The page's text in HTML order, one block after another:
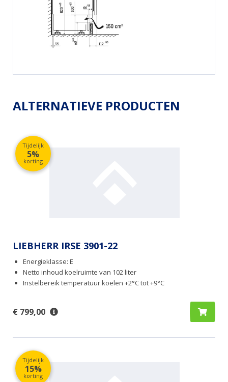
ALTERNATIEVE PRODUCTEN
Tijdelijk
5%
korting
LIEBHERR IRSE 3901-22
Energieklasse: E
Netto inhoud koelruimte van 102 liter
Instelbereik temperatuur koelen +2°C tot +9°C
€ 799,00
Tijdelijk
15%
korting